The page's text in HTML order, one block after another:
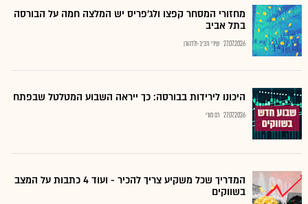
מחזורי המסחר קפצו ולג'פריס יש המלצה חמה על הבורסה
בתל אביב
27.07.2026 שירי חביב-ולדהורן
היכונו לירידות בבורסה: כך ייראה השבוע המטלטל שבפתח
27.07.2026 רם מורי
המדריך שכל משקיע צריך להכיר - ועוד 4 כתבות על המצב
בשווקים